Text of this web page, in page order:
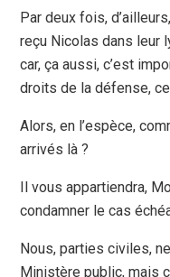
Par deux fois,
reçu Nicolas dans leur
car, ça aussi, c’est
droits de la défense,
Alors, en l’espèce,
arrivés là ?
Il vous appartiendra,
condamner le cas
Nous, parties civiles,
Ministère public, mais